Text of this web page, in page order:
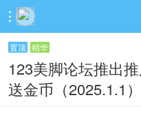

置顶 精华
123美脚论坛推出
送金币（2025.1.1）